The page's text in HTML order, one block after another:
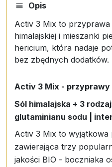
Opis
Activ 3 Mix to
himalajskiej i mieszanki
hericium, która nadaje
bez zbędnych dodatków.
Activ 3 Mix - przyprawy
Sól himalajska + 3
glutaminianu sodu |
Activ 3 Mix to
zawierająca trzy
jakości BIO - boczniaka